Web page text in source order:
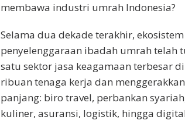
membawa industri umrah Indonesia?
Selama dua dekade terakhir,
penyelenggaraan ibadah umrah telah
satu sektor jasa keagamaan terbesar
ribuan tenaga kerja dan
panjang: biro travel, perbankan
kuliner, asuransi, logistik, hingga